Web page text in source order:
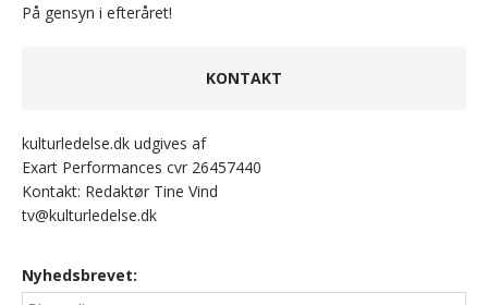
På gensyn i efteråret!
KONTAKT
kulturledelse.dk udgives af
Exart Performances cvr 26457440
Kontakt: Redaktør Tine Vind
tv@kulturledelse.dk
Nyhedsbrevet: